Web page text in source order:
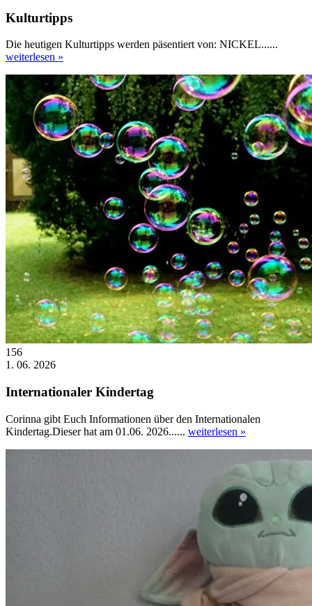
Kulturtipps
Die heutigen Kulturtipps werden päsentiert von: NICKEL......
weiterlesen »
156
1. 06. 2026
Internationaler Kindertag
Corinna gibt Euch Informationen über den Internationalen
Kindertag.Dieser hat am 01.06. 2026...... weiterlesen »